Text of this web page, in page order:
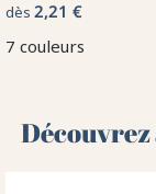
dès 2,21 €
7 couleurs
Découvrez